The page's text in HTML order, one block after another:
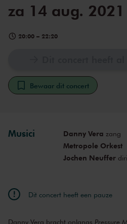
za 14 aug. 2021
20:00 – 22:20
Bewaar dit concert
Musici Danny Vera zang
Metropole Orkest
Jochen Neuffer
Dit concert heeft een pauze
Danny Vera bracht onlangs Pressure